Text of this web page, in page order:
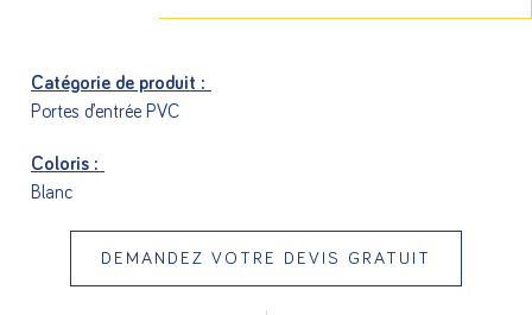
Catégorie de produit :
Portes d’entrée PVC
Coloris :
Blanc
DEMANDEZ VOTRE DEVIS GRATUIT